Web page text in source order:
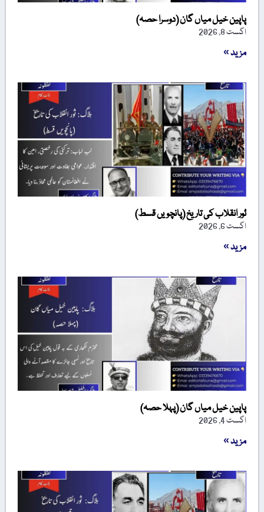
پاپین خیل میاں گان (دوسرا حصہ)
اگست 8, 2026
مزید »
ثور انقلاب کی تاریخ (پانچویں قسط)
اگست 6, 2026
مزید »
پاپین خیل میاں گان (پہلا حصہ)
اگست 4, 2026
مزید »